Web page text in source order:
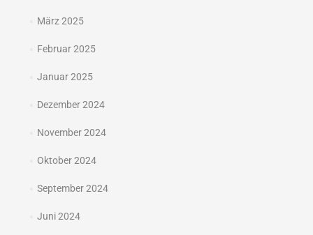
März 2025
Februar 2025
Januar 2025
Dezember 2024
November 2024
Oktober 2024
September 2024
Juni 2024